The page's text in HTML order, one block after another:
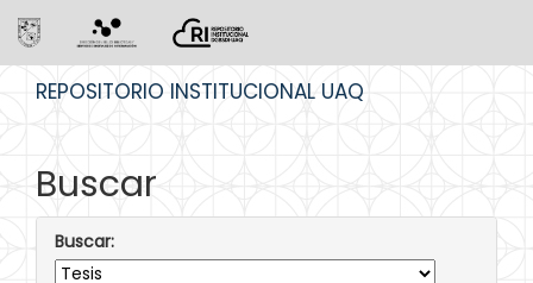
REPOSITORIO INSTITUCIONAL UAQ
Buscar
Buscar: